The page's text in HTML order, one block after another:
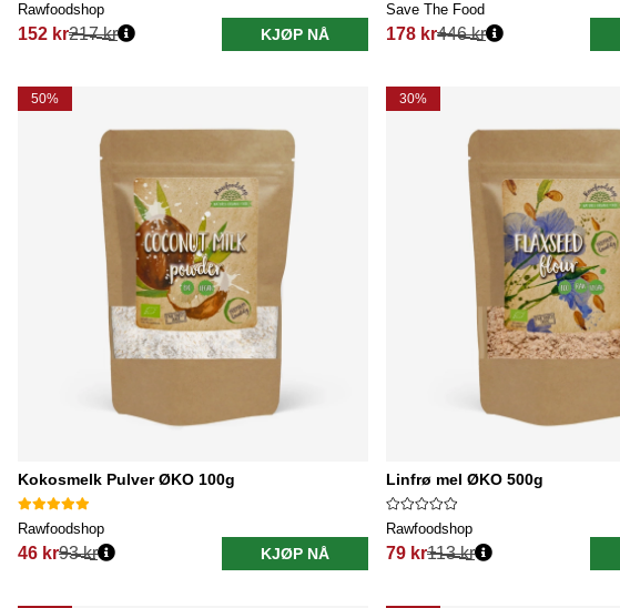
Rawfoodshop
152 kr
Vanlig pris:
217 kr KJØP NÅ
Save The Food
178 kr
Vanlig pris:
446 kr
50%
Kokosmelk Pulver ØKO 100g
Rawfoodshop
46 kr
Vanlig pris:
93 kr KJØP NÅ
30%
Linfrø mel ØKO 500g
Rawfoodshop
79 kr
Vanlig pris:
113 kr